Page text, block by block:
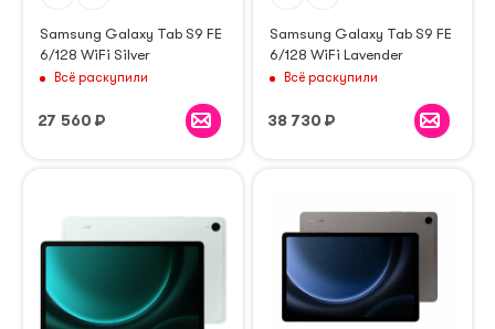
Samsung Galaxy Tab S9 FE
6/128 WiFi Silver
Всё раскупили
27 560 ₽
Samsung Galaxy Tab S9 FE
6/128 WiFi Lavender
Всё раскупили
38 730 ₽